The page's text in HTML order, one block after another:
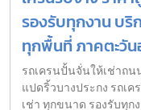
รองรับทุกงาน บริ
ทุกพื้นที่ ภาคตะวั
รถเครนปั้นจั่นให้เช่าถน
แปดริ้วบางประกง รถเค
เช่า ทุกขนาด รองรับทุก